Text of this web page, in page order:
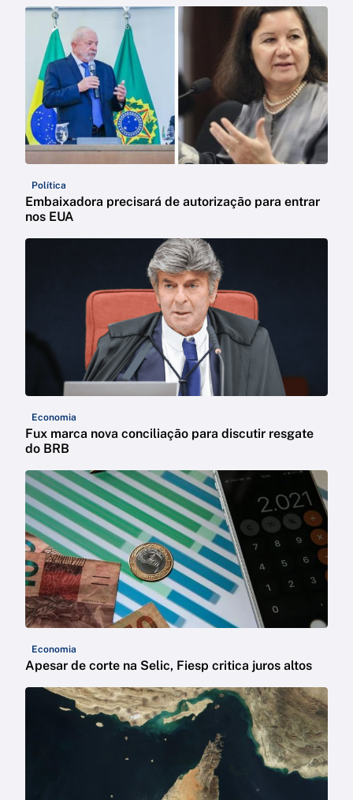
Política
Embaixadora precisará de autorização para entrar
nos EUA
Economia
Fux marca nova conciliação para discutir resgate
do BRB
Economia
Apesar de corte na Selic, Fiesp critica juros altos